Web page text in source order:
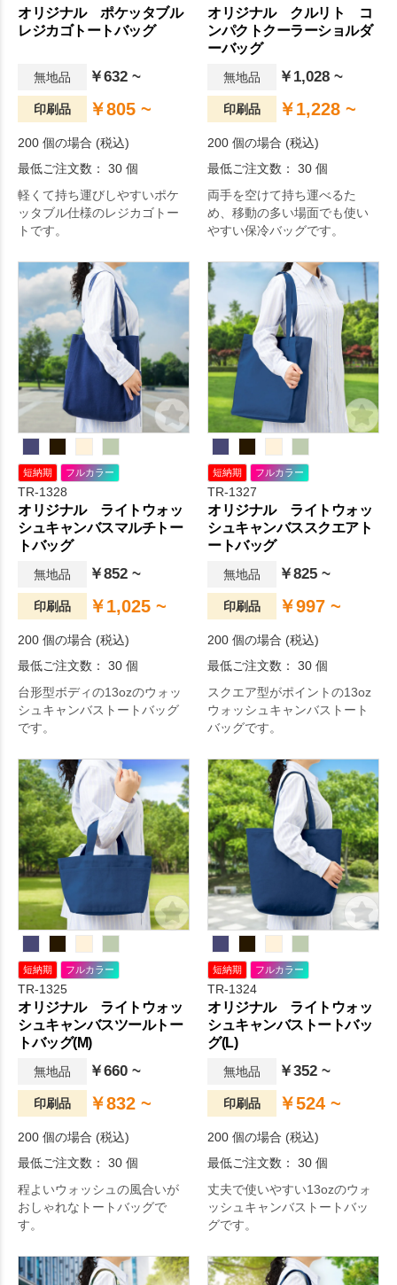
オリジナル ポケッタブル
レジカゴトートバッグ
無地品 ￥632 ~
印刷品 ￥805 ~
200 個の場合 (税込)
最低ご注文数： 30 個
軽くて持ち運びしやすいポケ
ッタブル仕様のレジカゴトー
トです。
オリジナル クルリト コ
ンパクトクーラーショルダ
ーバッグ
無地品 ￥1,028 ~
印刷品 ￥1,228 ~
200 個の場合 (税込)
最低ご注文数： 30 個
両手を空けて持ち運べるた
め、移動の多い場面でも使い
やすい保冷バッグです。
短納期 フルカラー
TR-1328
オリジナル ライトウォッ
シュキャンバスマルチトー
トバッグ
無地品 ￥852 ~
印刷品 ￥1,025 ~
200 個の場合 (税込)
最低ご注文数： 30 個
台形型ボディの13ozのウォッ
シュキャンバストートバッグ
です。
短納期 フルカラー
TR-1327
オリジナル ライトウォッ
シュキャンバススクエアト
ートバッグ
無地品 ￥825 ~
印刷品 ￥997 ~
200 個の場合 (税込)
最低ご注文数： 30 個
スクエア型がポイントの13oz
ウォッシュキャンバストート
バッグです。
短納期 フルカラー
TR-1325
オリジナル ライトウォッ
シュキャンバスツールトー
トバッグ(M)
無地品 ￥660 ~
印刷品 ￥832 ~
200 個の場合 (税込)
最低ご注文数： 30 個
程よいウォッシュの風合いが
おしゃれなトートバッグで
す。
短納期 フルカラー
TR-1324
オリジナル ライトウォッ
シュキャンバストートバッ
グ(L)
無地品 ￥352 ~
印刷品 ￥524 ~
200 個の場合 (税込)
最低ご注文数： 30 個
丈夫で使いやすい13ozのウォ
ッシュキャンバストートバッ
グです。